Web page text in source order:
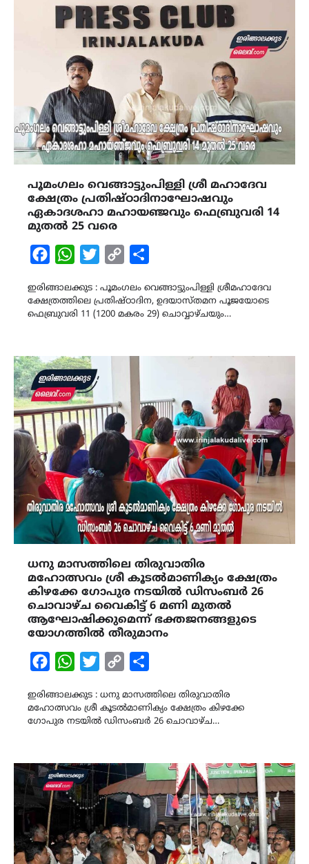
പൂമംഗലം വെങ്ങാട്ടുംപിള്ളി ശ്രീ മഹാദേവ
ക്ഷേത്രം പ്രതിഷ്ഠാദിനാഘോഷവും
ഏകാദശഹാ മഹായഞ്ജവും ഫെബ്രുവരി 14
മുതൽ 25 വരെ
FacebookWhatsAppTwitterCopy
ഇരിങ്ങാലക്കുട : പൂമംഗലം വെങ്ങാട്ടുംപിള്ളി ശ്രീമഹാദേവ
ക്ഷേത്രത്തിലെ പ്രതിഷ്ഠാദിന, ഉദയാസ്തമന പൂജയോടെ
ഫെബ്രുവരി 11 (1200 മകരം 29) ചൊവ്വാഴ്ചയും…
ധനു മാസത്തിലെ തിരുവാതിര
മഹോത്സവം ശ്രീ കൂടൽമാണിക്യം ക്ഷേത്രം
കിഴക്കേ ഗോപുര നടയിൽ ഡിസംബർ 26
ചൊവാഴ്ച വൈകിട്ട് 6 മണി മുതൽ
ആഘോഷിക്കുമെന്ന് ഭക്തജനങ്ങളുടെ
യോഗത്തിൽ തീരുമാനം
FacebookWhatsAppTwitterCopy
ഇരിങ്ങാലക്കുട : ധനു മാസത്തിലെ തിരുവാതിര
മഹോത്സവം ശ്രീ കൂടൽമാണിക്യം ക്ഷേത്രം കിഴക്കേ
ഗോപുര നടയിൽ ഡിസംബർ 26 ചൊവാഴ്ച…